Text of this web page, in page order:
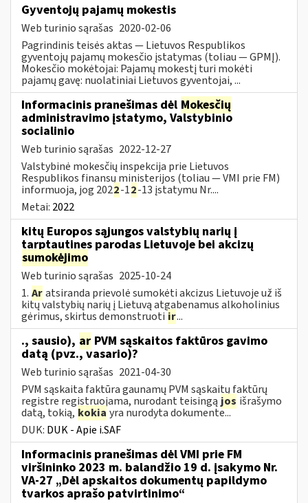
Gyventojų pajamų mokestis
Web turinio sąrašas 2020-02-06
Pagrindinis teisės aktas — Lietuvos Respublikos
gyventojų pajamų mokesčio įstatymas (toliau — GPMĮ).
Mokesčio mokėtojai: Pajamų mokestį turi mokėti
pajamų gavę: nuolatiniai Lietuvos gyventojai, ...
Informacinis pranešimas dėl Mokesčių
administravimo įstatymo, Valstybinio
socialinio
Web turinio sąrašas 2022-12-27
Valstybinė mokesčių inspekcija prie Lietuvos
Respublikos finansų ministerijos (toliau — VMI prie FM)
informuoja, jog 2022-12-13 įstatymu Nr....
Metai: 2022
kitų Europos sąjungos valstybių narių į
tarptautines parodas Lietuvoje bei akcizų
sumokėjimo
Web turinio sąrašas 2025-10-24
1. Aratsiranda prievolė sumokėti akcizus Lietuvoje už iš
kitų valstybių narių į Lietuvą atgabenamus alkoholinius
gėrimus, skirtus demonstruoti ir...
., sausio), ar PVM sąskaitos faktūros gavimo
datą (pvz., vasario)?
Web turinio sąrašas 2021-04-30
PVM sąskaita faktūra gaunamų PVM sąskaitų faktūrų
registre registruojama, nurodant teisingą jos išrašymo
datą, tokią, kokia yra nurodyta dokumente...
DUK: DUK - Apie i.SAF
Informacinis pranešimas dėl VMI prie FM
viršininko 2023 m. balandžio 19 d. įsakymo Nr.
VA-27 „Dėl apskaitos dokumentų papildymo
tvarkos aprašo patvirtinimo“